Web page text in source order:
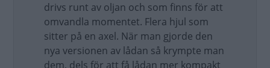
drivs runt av oljan och som finns för att
omvandla momentet. Flera hjul som
sitter på en axel. När man gjorde den
nya versionen av lådan så krympte man
dem, dels för att få lådan mer kompakt